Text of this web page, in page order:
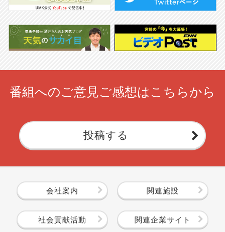
番組へのご意見ご感想はこちらから
投稿する
会社案内 関連施設
社会貢献活動 関連企業サイト